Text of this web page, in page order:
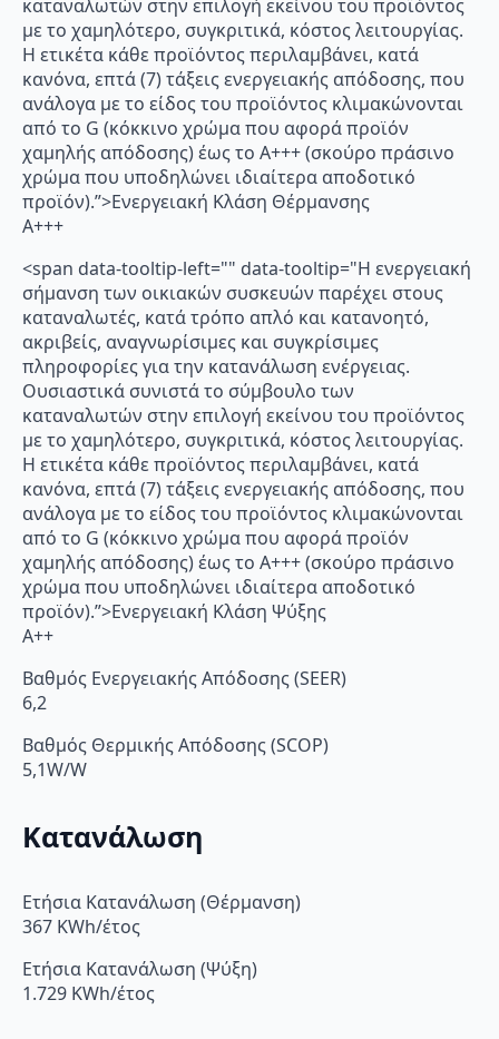
καταναλωτών στην επιλογή εκείνου του προϊόντος
με το χαμηλότερο, συγκριτικά, κόστος λειτουργίας.
Η ετικέτα κάθε προϊόντος περιλαμβάνει, κατά
κανόνα, επτά (7) τάξεις ενεργειακής απόδοσης, που
ανάλογα με το είδος του προϊόντος κλιμακώνονται
από το G (κόκκινο χρώμα που αφορά προϊόν
χαμηλής απόδοσης) έως το Α+++ (σκούρο πράσινο
χρώμα που υποδηλώνει ιδιαίτερα αποδοτικό
προϊόν).”>Ενεργειακή Κλάση Θέρμανσης
A+++
<span data-tooltip-left="" data-tooltip="Η ενεργειακή
σήμανση των οικιακών συσκευών παρέχει στους
καταναλωτές, κατά τρόπο απλό και κατανοητό,
ακριβείς, αναγνωρίσιμες και συγκρίσιμες
πληροφορίες για την κατανάλωση ενέργειας.
Ουσιαστικά συνιστά το σύμβουλο των
καταναλωτών στην επιλογή εκείνου του προϊόντος
με το χαμηλότερο, συγκριτικά, κόστος λειτουργίας.
Η ετικέτα κάθε προϊόντος περιλαμβάνει, κατά
κανόνα, επτά (7) τάξεις ενεργειακής απόδοσης, που
ανάλογα με το είδος του προϊόντος κλιμακώνονται
από το G (κόκκινο χρώμα που αφορά προϊόν
χαμηλής απόδοσης) έως το Α+++ (σκούρο πράσινο
χρώμα που υποδηλώνει ιδιαίτερα αποδοτικό
προϊόν).”>Ενεργειακή Κλάση Ψύξης
A++
Βαθμός Ενεργειακής Απόδοσης (SEER)
6,2
Βαθμός Θερμικής Απόδοσης (SCOP)
5,1W/W
Κατανάλωση
Ετήσια Κατανάλωση (Θέρμανση)
367 KWh/έτος
Ετήσια Κατανάλωση (Ψύξη)
1.729 KWh/έτος